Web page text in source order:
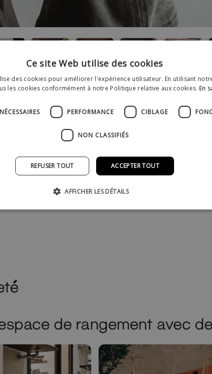
de rangement avec
Ce site Web utilise des cookies
des cookies pour améliorer l'expérience utilisateur. En utilisant
les cookies conformément à notre Politique relative aux cookies. En
PERFORMANCE CIBLAGE
NON CLASSIFIÉS
ACCEPTER TOUT
REFUSER TOUT
AFFICHER LES DÉTAILS